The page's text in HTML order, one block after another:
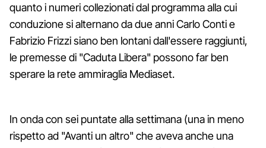
quanto i numeri collezionati dal programma alla cui
conduzione si alternano da due anni Carlo Conti e
Fabrizio Frizzi siano ben lontani dall'essere raggiunti,
le premesse di "Caduta Libera" possono far ben
sperare la rete ammiraglia Mediaset.
In onda con sei puntate alla settimana (una in meno
rispetto ad "Avanti un altro" che aveva anche una